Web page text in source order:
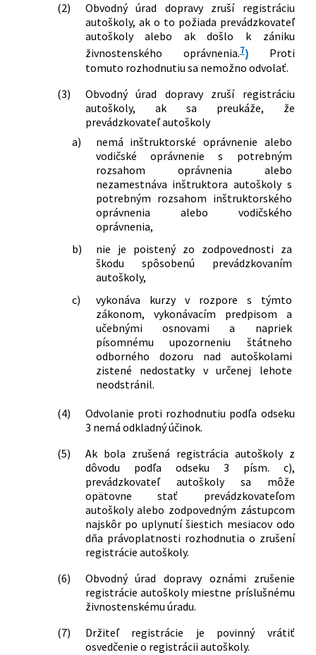
(2)
Obvodný úrad dopravy zruší registráciu
autoškoly, ak o to požiada prevádzkovateľ
autoškoly alebo ak došlo k zániku
živnostenského oprávnenia.7)Proti
tomuto rozhodnutiu sa nemožno odvolať.
(3)
Obvodný úrad dopravy zruší registráciu
autoškoly, ak sa preukáže, že
prevádzkovateľ autoškoly
a)
nemá inštruktorské oprávnenie alebo
vodičské oprávnenie s potrebným
rozsahom oprávnenia alebo
nezamestnáva inštruktora autoškoly s
potrebným rozsahom inštruktorského
oprávnenia alebo vodičského
oprávnenia,
b)
nie je poistený zo zodpovednosti za
škodu spôsobenú prevádzkovaním
autoškoly,
c)
vykonáva kurzy v rozpore s týmto
zákonom, vykonávacím predpisom a
učebnými osnovami a napriek
písomnému upozorneniu štátneho
odborného dozoru nad autoškolami
zistené nedostatky v určenej lehote
neodstránil.
(4)
Odvolanie proti rozhodnutiu podľa odseku
3 nemá odkladný účinok.
(5)
Ak bola zrušená registrácia autoškoly z
dôvodu podľa odseku 3 písm. c),
prevádzkovateľ autoškoly sa môže
opätovne stať prevádzkovateľom
autoškoly alebo zodpovedným zástupcom
najskôr po uplynutí šiestich mesiacov odo
dňa právoplatnosti rozhodnutia o zrušení
registrácie autoškoly.
(6)
Obvodný úrad dopravy oznámi zrušenie
registrácie autoškoly miestne príslušnému
živnostenskému úradu.
(7)
Držiteľ registrácie je povinný vrátiť
osvedčenie o registrácii autoškoly.